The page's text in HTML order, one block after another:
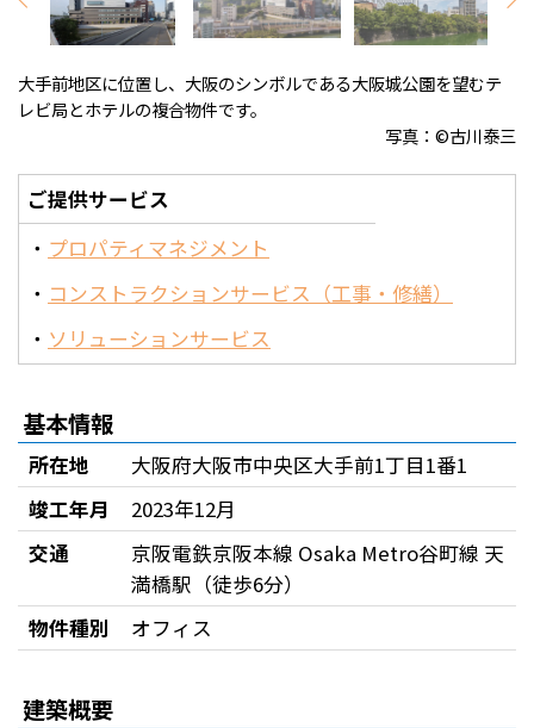
大手前地区に位置し、大阪のシンボルである大阪城公園を望むテ
レビ局とホテルの複合物件です。
写真：©古川泰三
ご提供サービス
プロパティマネジメント
コンストラクションサービス（工事・修繕）
ソリューションサービス
基本情報
所在地
大阪府大阪市中央区大手前1丁目1番1
竣工年月
2023年12月
交通
京阪電鉄京阪本線 Osaka Metro谷町線 天
満橋駅（徒歩6分）
物件種別
オフィス
建築概要